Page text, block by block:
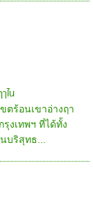
ไน
ตร้อนเขาอ่างฤา
งเทพฯ ที่ได้ทั้ง
บริสุทธ...